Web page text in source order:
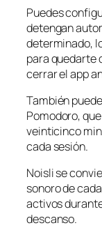
Puedes
detengan
determinado,
para quedarte
cerrar el app
También
Pomodoro,
veinticinco
cada sesión.
Noisli se
sonoro de
activos
descanso.